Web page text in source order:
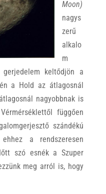
Moon)
nagys
zerű
alkalo
m
keltődjön a
a Hold az átlagosnál
nagyobbnak is
függően
szándékú
a rendszeresen
szó esnék a Szuper
meg arról is, hogy